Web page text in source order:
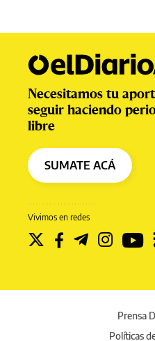
Vivimos en redes
Necesitamos tu
seguir haciendo
libre
SUMATE ACÁ
Prensa
Políticas